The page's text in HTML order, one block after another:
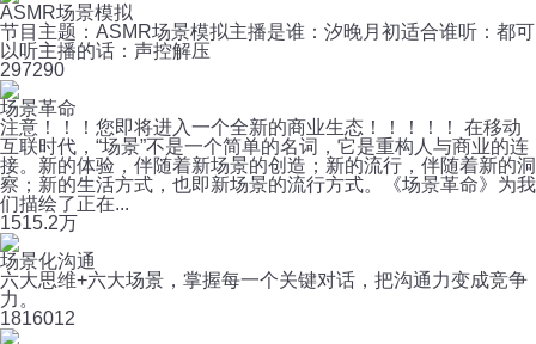
ASMR场景模拟
节目主题：ASMR场景模拟主播是谁：汐晚月初适合谁听：都可
以听主播的话：声控解压
297290
场景革命
注意！！！您即将进入一个全新的商业生态！！！！！ 在移动
互联时代，“场景”不是一个简单的名词，它是重构人与商业的连
接。新的体验，伴随着新场景的创造；新的流行，伴随着新的洞
察；新的生活方式，也即新场景的流行方式。《场景革命》为我
们描绘了正在...
1515.2万
场景化沟通
六大思维+六大场景，掌握每一个关键对话，把沟通力变成竞争
力。
1816012